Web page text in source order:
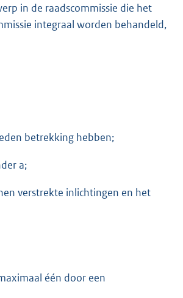
in de raadscommissie die het
integraal worden behandeld,
betrekking hebben;
a;
verstrekte inlichtingen en het
één door een